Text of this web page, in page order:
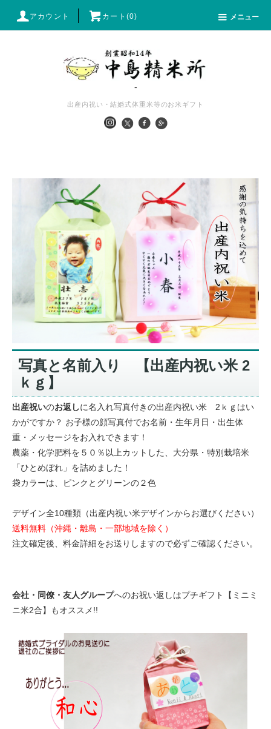
アカウント カート(0) メニュー
-
出産内祝い・結婚式体重米等のお米ギフト
写真と名前入り 【出産内祝い米 2
ｋｇ】
出産祝いのお返しに名入れ写真付きの出産内祝い米 2ｋｇはい
かがですか？ お子様の顔写真付でお名前・生年月日・出生体
重・メッセージをお入れできます！
農薬・化学肥料を５０％以上カットした、大分県・特別栽培米
「ひとめぼれ」を詰めました！
袋カラーは、ピンクとグリーンの２色
デザイン全10種類（出産内祝い米デザインからお選びください）
送料無料（沖縄・離島・一部地域を除く）
注文確定後、料金詳細をお送りしますので必ずご確認ください。
会社・同僚・友人グループへのお祝い返しはプチギフト【ミニミ
ニ米2合】もオススメ!!